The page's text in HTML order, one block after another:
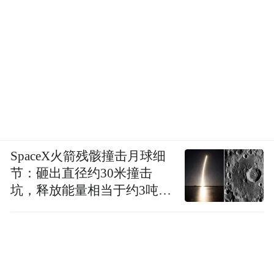
SpaceX火箭残骸撞击月球细
节：砸出直径约30米撞击
坑，释放能量相当于约3吨